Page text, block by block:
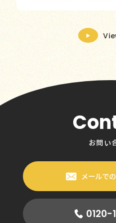
お問い
メールで
0120-